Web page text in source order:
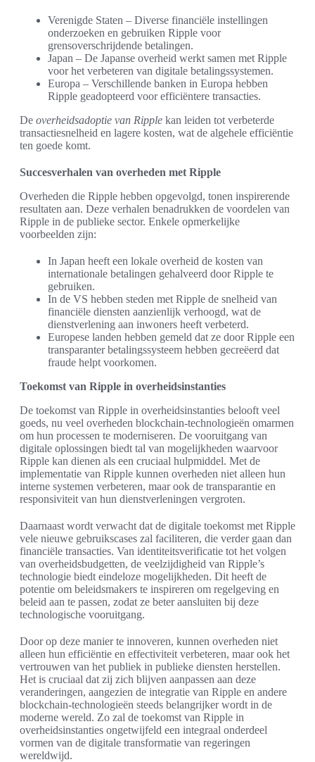
Verenigde Staten – Diverse financiële instellingen
onderzoeken en gebruiken Ripple voor
grensoverschrijdende betalingen.
Japan – De Japanse overheid werkt samen met Ripple
voor het verbeteren van digitale betalingssystemen.
Europa – Verschillende banken in Europa hebben
Ripple geadopteerd voor efficiëntere transacties.
De overheidsadoptie van Ripple kan leiden tot verbeterde
transactiesnelheid en lagere kosten, wat de algehele efficiëntie
ten goede komt.
Succesverhalen van overheden met Ripple
Overheden die Ripple hebben opgevolgd, tonen inspirerende
resultaten aan. Deze verhalen benadrukken de voordelen van
Ripple in de publieke sector. Enkele opmerkelijke
voorbeelden zijn:
In Japan heeft een lokale overheid de kosten van
internationale betalingen gehalveerd door Ripple te
gebruiken.
In de VS hebben steden met Ripple de snelheid van
financiële diensten aanzienlijk verhoogd, wat de
dienstverlening aan inwoners heeft verbeterd.
Europese landen hebben gemeld dat ze door Ripple een
transparanter betalingssysteem hebben gecreëerd dat
fraude helpt voorkomen.
Toekomst van Ripple in overheidsinstanties
De toekomst van Ripple in overheidsinstanties belooft veel
goeds, nu veel overheden blockchain-technologieën omarmen
om hun processen te moderniseren. De vooruitgang van
digitale oplossingen biedt tal van mogelijkheden waarvoor
Ripple kan dienen als een cruciaal hulpmiddel. Met de
implementatie van Ripple kunnen overheden niet alleen hun
interne systemen verbeteren, maar ook de transparantie en
responsiviteit van hun dienstverleningen vergroten.
Daarnaast wordt verwacht dat de digitale toekomst met Ripple
vele nieuwe gebruikscases zal faciliteren, die verder gaan dan
financiële transacties. Van identiteitsverificatie tot het volgen
van overheidsbudgetten, de veelzijdigheid van Ripple’s
technologie biedt eindeloze mogelijkheden. Dit heeft de
potentie om beleidsmakers te inspireren om regelgeving en
beleid aan te passen, zodat ze beter aansluiten bij deze
technologische vooruitgang.
Door op deze manier te innoveren, kunnen overheden niet
alleen hun efficiëntie en effectiviteit verbeteren, maar ook het
vertrouwen van het publiek in publieke diensten herstellen.
Het is cruciaal dat zij zich blijven aanpassen aan deze
veranderingen, aangezien de integratie van Ripple en andere
blockchain-technologieën steeds belangrijker wordt in de
moderne wereld. Zo zal de toekomst van Ripple in
overheidsinstanties ongetwijfeld een integraal onderdeel
vormen van de digitale transformatie van regeringen
wereldwijd.